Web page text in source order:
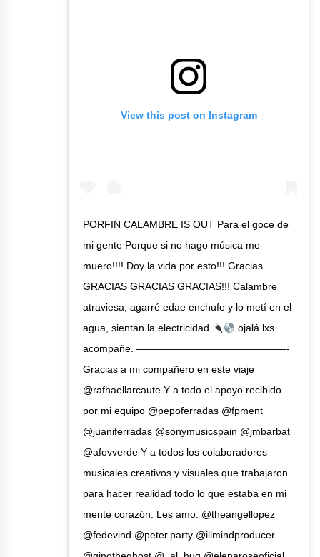
View this post on Instagram
PORFIN CALAMBRE IS OUT Para el goce de
mi gente Porque si no hago música me
muero!!!! Doy la vida por esto!!! Gracias
GRACIAS GRACIAS GRACIAS!!! Calambre
atraviesa, agarré edae enchufe y lo metí en el
agua, sientan la electricidad
ojalá lxs
acompañe. ———————————————-
Gracias a mi compañero en este viaje
@rafhaellarcaute Y a todo el apoyo recibido
por mi equipo @pepoferradas @fpment
@juaniferradas @sonymusicspain @jmbarbat
@afovverde Y a todos los colaboradores
musicales creativos y visuales que trabajaron
para hacer realidad todo lo que estaba en mi
mente corazón. Les amo. @theangellopez
@fedevind @peter.party @illmindproducer